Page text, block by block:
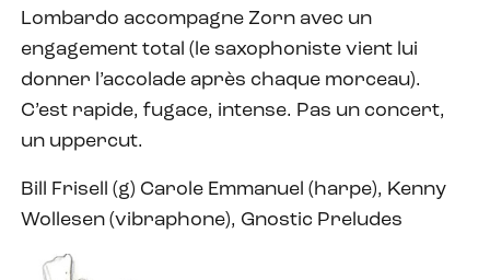
Lombardo accompagne Zorn avec un
engagement total (le saxophoniste vient lui
donner l’accolade après chaque morceau).
C’est rapide, fugace, intense. Pas un concert,
un uppercut.
Bill Frisell (g) Carole Emmanuel (harpe), Kenny
Wollesen (vibraphone), Gnostic Preludes